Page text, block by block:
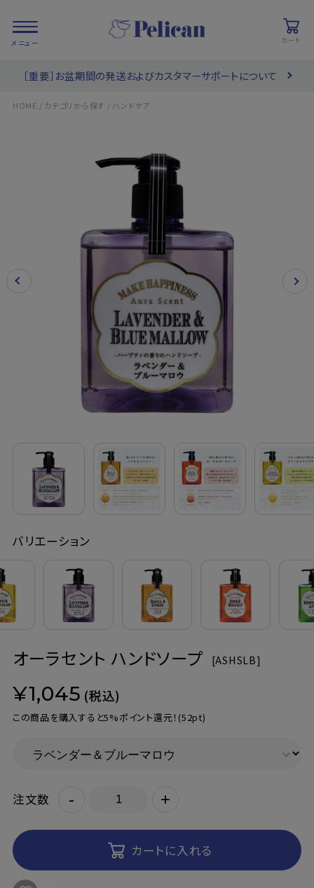
カート
/ 商品を探す
COLLECTIONS/ ブランド一覧
お問い合わせ
ご利用案内
よくあるご質問
会員登録でお得
NEWS一覧
利用規約
［重要］お盆期間の発送およびカスタマーサポートについて
HOME / カテゴリから探す / ハンドケア
バリエーション
オーラセント ハンドソープ [ASHSLB]
¥1,045 (税込)
この商品を購入すると5%ポイント還元！ (52pt)
注文数 - +
カートに入れる